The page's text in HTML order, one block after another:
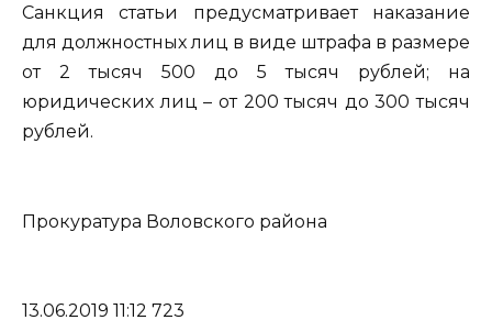
Санкция статьи предусматривает наказание
для должностных лиц в виде штрафа в размере
от 2 тысяч 500 до 5 тысяч рублей; на
юридических лиц – от 200 тысяч до 300 тысяч
рублей.
Прокуратура Воловского района
13.06.2019 11:12 723